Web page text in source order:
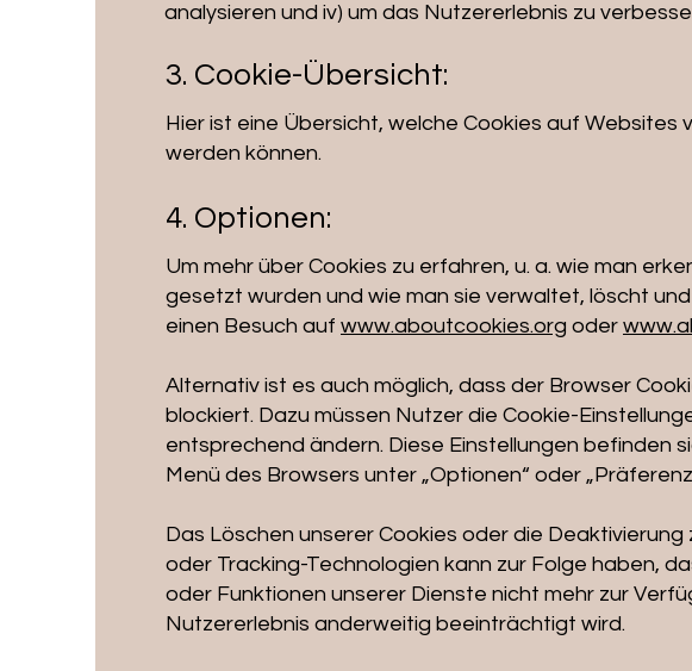
analysieren und iv) um das Nutzererlebnis zu
3. Cookie-Übersicht:
Hier ist eine Übersicht, welche Cookies auf Websites
werden können.
4. Optionen:
Um mehr über Cookies zu erfahren, u. a. wie man
gesetzt wurden und wie man sie verwaltet, löscht
einen Besuch auf www.aboutcookies.org oder
Alternativ ist es auch möglich, dass der Browser
blockiert. Dazu müssen Nutzer die Cookie-
entsprechend ändern. Diese Einstellungen befinden
Menü des Browsers unter „Optionen“ oder
Das Löschen unserer Cookies oder die Deaktivierung
oder Tracking-Technologien kann zur Folge haben,
oder Funktionen unserer Dienste nicht mehr zur
Nutzererlebnis anderweitig beeinträchtigt wird.